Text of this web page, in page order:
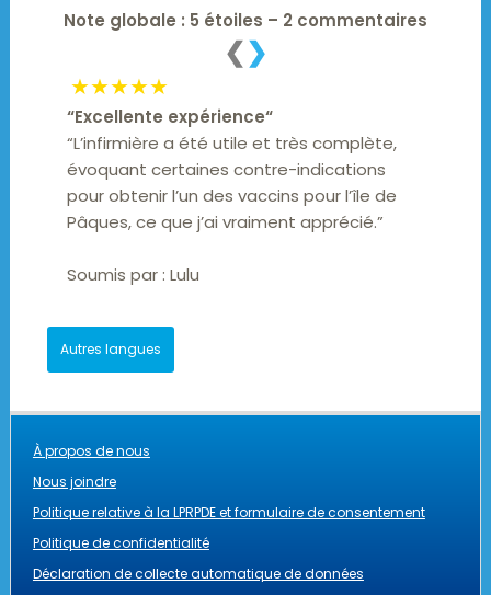
Note globale : 5 étoiles – 2 commentaires
❮❯
★★★★★
“Excellente expérience“
“L’infirmière a été utile et très complète,
évoquant certaines contre-indications
pour obtenir l’un des vaccins pour l’île de
Pâques, ce que j’ai vraiment apprécié.”
Soumis par :Lulu
Autres langues
À propos de nous
Nous joindre
Politique relative à la LPRPDE et formulaire de consentement
Politique de confidentialité
Déclaration de collecte automatique de données